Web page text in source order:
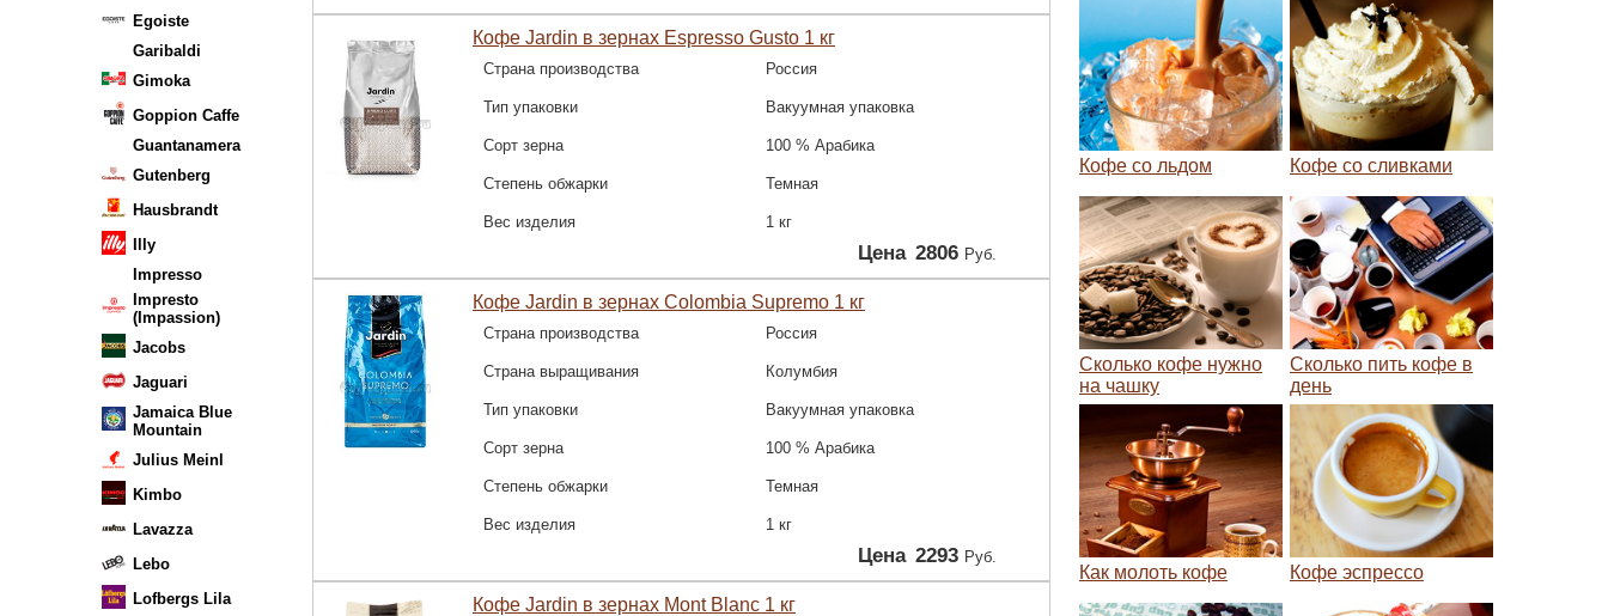
Egoiste
Garibaldi
Gimoka
Goppion Caffe
Guantanamera
Gutenberg
Hausbrandt
Illy
Impresso
Impresto
(Impassion)
Jacobs
Jaguari
Jamaica Blue
Mountain
Julius Meinl
Kimbo
Lavazza
Lebo
Lofbergs Lila
Кофе Jardin в зернах Espresso Gusto 1 кг
Страна производства Россия
Тип упаковки Вакуумная упаковка
Сорт зерна 100 % Арабика
Степень обжарки Темная
Вес изделия 1 кг
Цена 2806 Руб.
Кофе Jardin в зернах Colombia Supremo 1 кг
Страна производства Россия
Страна выращивания Колумбия
Тип упаковки Вакуумная упаковка
Сорт зерна 100 % Арабика
Степень обжарки Темная
Вес изделия 1 кг
Цена 2293 Руб.
Кофе Jardin в зернах Mont Blanc 1 кг
Кофе со льдом Кофе со сливками
Сколько кофе нужно
на чашку
Сколько пить кофе в
день
Как молоть кофе Кофе эспрессо